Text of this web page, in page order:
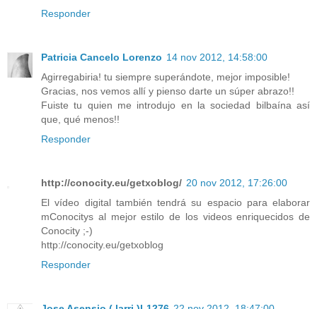
Responder
Patricia Cancelo Lorenzo 14 nov 2012, 14:58:00
Agirregabiria! tu siempre superándote, mejor imposible!
Gracias, nos vemos allí y pienso darte un súper abrazo!!
Fuiste tu quien me introdujo en la sociedad bilbaína así
que, qué menos!!
Responder
http://conocity.eu/getxoblog/ 20 nov 2012, 17:26:00
El vídeo digital también tendrá su espacio para elaborar
mConocitys al mejor estilo de los videos enriquecidos de
Conocity ;-)
http://conocity.eu/getxoblog
Responder